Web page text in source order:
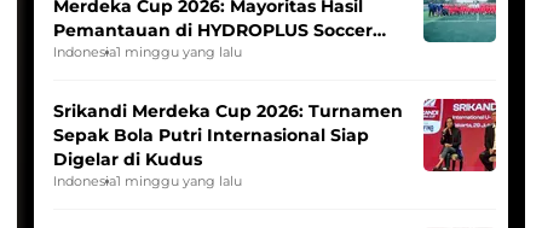
Merdeka Cup 2026: Mayoritas Hasil
Pemantauan di HYDROPLUS Soccer
League
Indonesia1 minggu yang lalu
Srikandi Merdeka Cup 2026: Turnamen
Sepak Bola Putri Internasional Siap
Digelar di Kudus
Indonesia1 minggu yang lalu